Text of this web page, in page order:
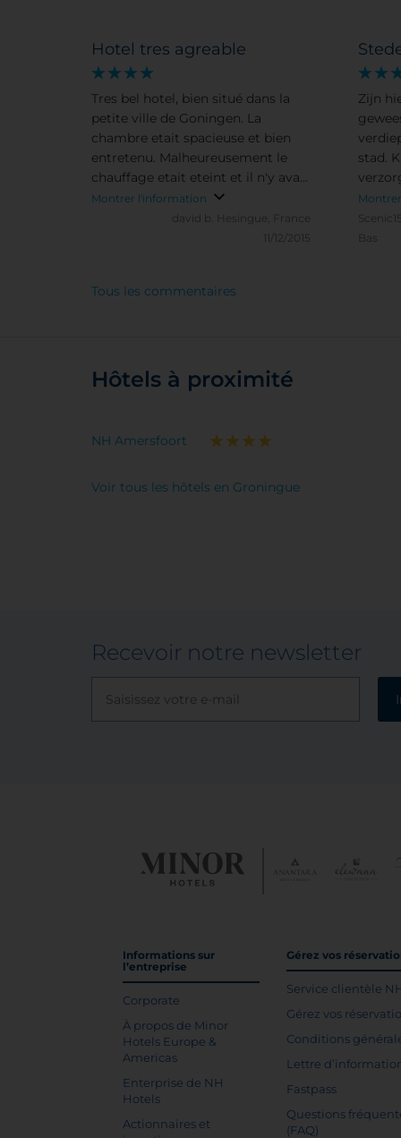
Hotel tres agreable
Tres bel hotel, bien situé dans la
petite ville de Goningen. La
chambre etait spacieuse et bien
entretenu. Malheureusement le
chauffage etait eteint et il n'y avait
pas assez de convertures. Point
tres positif: le petit dejeuné en
Montrer l'information
david b.
Hesingue, France
11/12/2015
Zijn
stad.
zag
Bas
Tous les commentaires
Hôtels à proximité
NH Amersfoort
Voir tous les hôtels en Groningue
Recevoir notre newsletter
Informations sur
l’entreprise
Corporate
À propos de Minor
Hotels Europe &
Americas
Enterprise de NH
Hotels
Actionnaires et
Gérez vos
Service clientèle
Gérez vos
Conditions
Lettre
Fastpass
Questions
(FAQ)